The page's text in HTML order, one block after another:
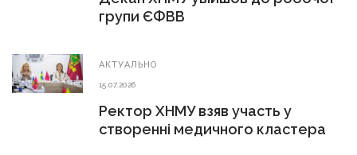
групи ЄФВВ
АКТУАЛЬНО
15.07.2026
Ректор ХНМУ взяв участь у
створенні медичного кластера